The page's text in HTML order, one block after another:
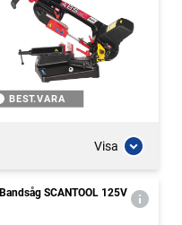
BEST.VARA
Visa
Bandsåg SCANTOOL 125V